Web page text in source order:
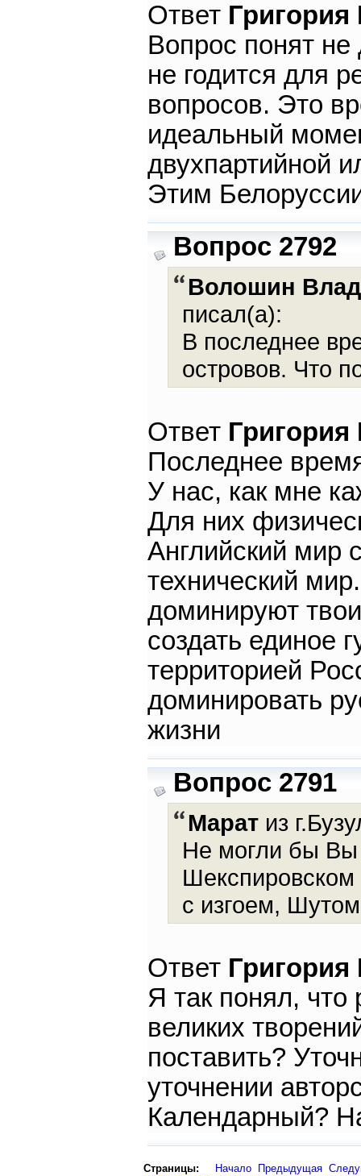
Ответ
Вопрос понят не
не годится для
вопросов. Это
идеальный
двухпартийной
Этим
Вопрос 2792
Волошин
писал(а):
В последнее
островов. Что
Ответ
Последнее
У нас, как мне
Для них
Английский мир
технический
доминируют
создать единое
территорией
доминировать
жизни
Вопрос 2791
Маратиз
Не могли бы Вы
Шекспировском
с изгоем,
Ответ
Я так понял, что
великих
поставить?
уточнении
Календарный?
Страницы: Начало Предыдущая